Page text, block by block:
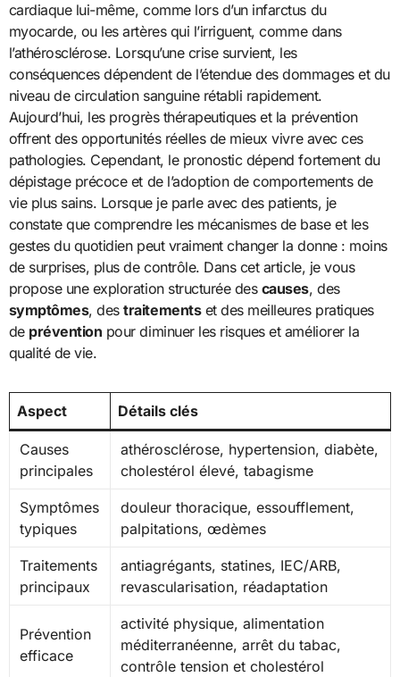
cardiaque lui-même, comme lors d’un infarctus du
myocarde, ou les artères qui l’irriguent, comme dans
l’athérosclérose. Lorsqu’une crise survient, les
conséquences dépendent de l’étendue des dommages et du
niveau de circulation sanguine rétabli rapidement.
Aujourd’hui, les progrès thérapeutiques et la prévention
offrent des opportunités réelles de mieux vivre avec ces
pathologies. Cependant, le pronostic dépend fortement du
dépistage précoce et de l’adoption de comportements de
vie plus sains. Lorsque je parle avec des patients, je
constate que comprendre les mécanismes de base et les
gestes du quotidien peut vraiment changer la donne : moins
de surprises, plus de contrôle. Dans cet article, je vous
propose une exploration structurée des causes, des
symptômes, destraitementset des meilleures pratiques
de prévention pour diminuer les risques et améliorer la
qualité de vie.
Aspect Détails clés
Causes
principales
athérosclérose, hypertension, diabète,
cholestérol élevé, tabagisme
Symptômes
typiques
douleur thoracique, essoufflement,
palpitations, œdèmes
Traitements
principaux
antiagrégants, statines, IEC/ARB,
revascularisation, réadaptation
Prévention
efficace
activité physique, alimentation
méditerranéenne, arrêt du tabac,
contrôle tension et cholestérol